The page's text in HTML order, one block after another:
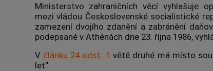
Ministerstvo zahraničních věcí vyhlašuje
mezi vládou Československé socialistické
zamezení dvojího zdanění a zabránění
podepsané v Athénách dne 23. října 1986,
V článku 24 odst. 1 větě druhé má místo
let“.